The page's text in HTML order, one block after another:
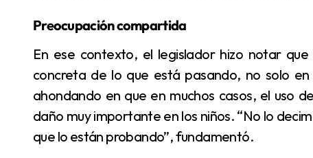
Preocupación compartida
En ese contexto, el legislador hizo notar que “con la UCR compartimos la preocupación real
concreta de lo que está pasando, no solo
ahondando en que en muchos casos, el uso
daño muy importante en los niños. “No lo
que lo están probando”, fundamentó.